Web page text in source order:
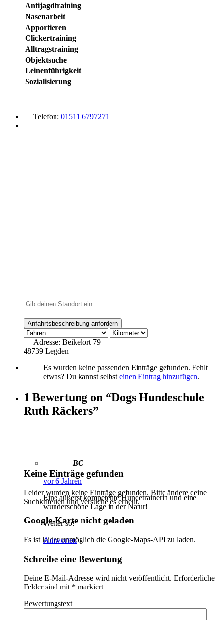
Antijagdtraining
Nasenarbeit
Apportieren
Clickertraining
Alltragstraining
Objektsuche
Leinenführigkeit
Sozialisierung
Telefon: 01511 6797271
Keine Einträge gefunden
Leider wurden keine Einträge gefunden. Bitte ändere deine
Suchkriterien und versuche es erneut.
Google-Karte nicht geladen
Es ist leider unmöglich die Google-Maps-API zu laden.
Adresse: Beikelort 79
48739 Legden
Es wurden keine passenden Einträge gefunden. Fehlt
etwas? Du kannst selbst einen Eintrag hinzufügen.
1 Bewertung on “Dogs Hundeschule
Ruth Räckers”
BC
vor 6 Jahren
Eine aüßerst kompetente Hundetrainerin und eine
wunderschöne Lage in der Natur!
Weiter so!
Antworten ↓
Schreibe eine Bewertung
Deine E-Mail-Adresse wird nicht veröffentlicht. Erforderliche
Felder sind mit * markiert
Bewertungstext